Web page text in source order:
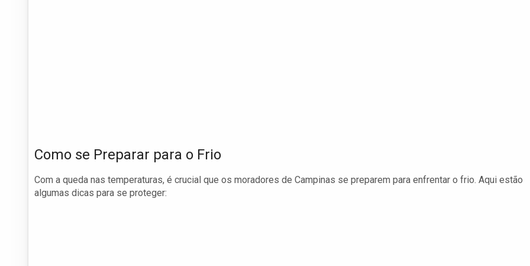
Como se Preparar para o Frio
Com a queda nas temperaturas, é crucial que os moradores de Campinas se preparem para enfrentar o frio. Aqui estão
algumas dicas para se proteger: